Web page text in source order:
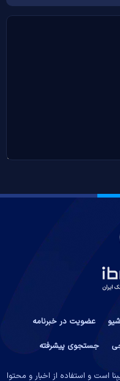
عضویت در خبرنامه
جستجوی پیشرفته
است و استفاده از اخبار و محتوا